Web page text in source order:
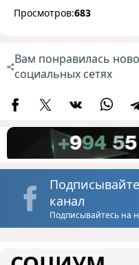
Просмотров:683
Вам понравилась
социальных сетях
канал
Подписывайтесь на